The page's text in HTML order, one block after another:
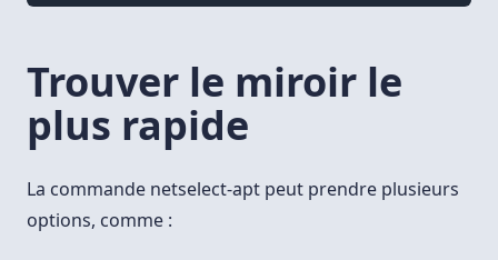
Trouver le miroir le
plus rapide
La commande netselect-apt peut prendre plusieurs
options, comme :